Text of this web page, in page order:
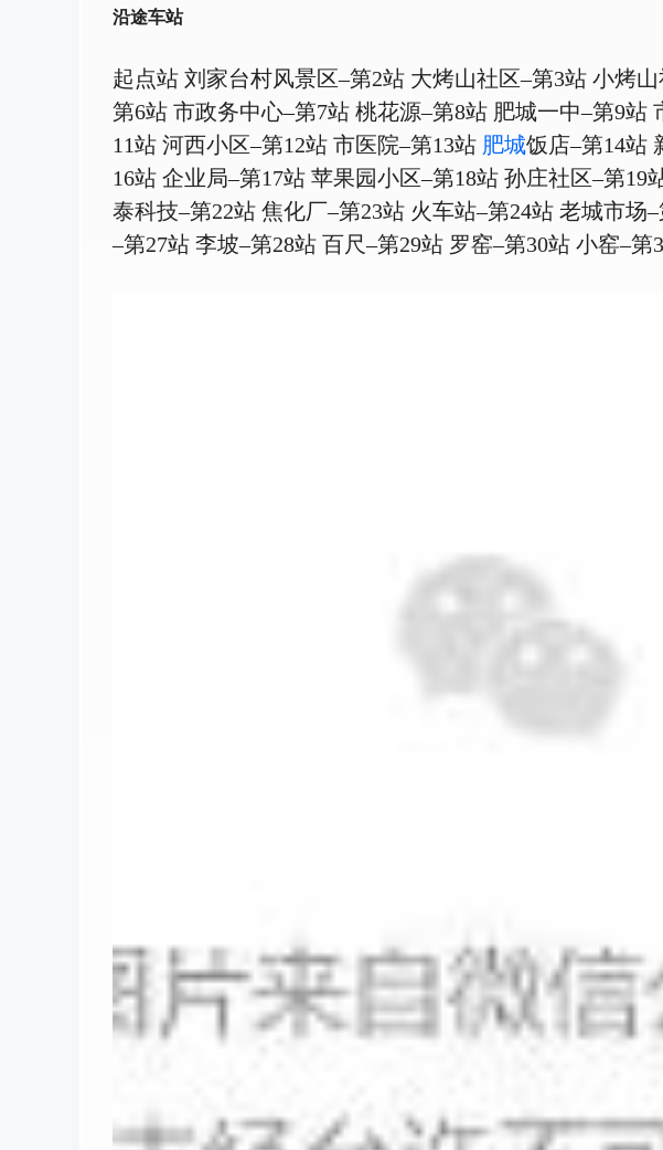
沿途车站
起点站 刘家台村风景区–第2站 大烤山社区–第3站 小烤
第6站 市政务中心–第7站 桃花源–第8站 肥城一中–第9站
11站 河西小区–第12站 市医院–第13站 肥城饭店–第14站
16站 企业局–第17站 苹果园小区–第18站 孙庄社区–第19
泰科技–第22站 焦化厂–第23站 火车站–第24站 老城市场
–第27站 李坡–第28站 百尺–第29站 罗窑–第30站 小窑–